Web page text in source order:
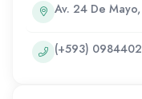
Av. 24 De
(+593)